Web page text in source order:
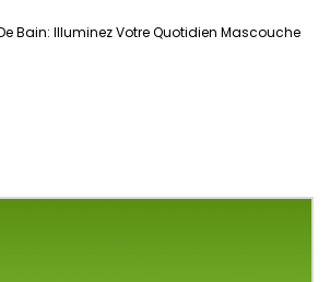
Bain: Illuminez Votre Quotidien Mascouche